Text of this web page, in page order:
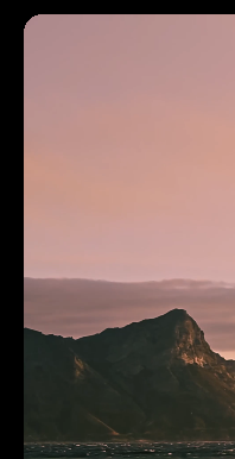
I